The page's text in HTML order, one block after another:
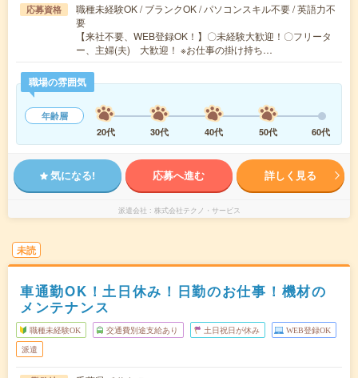
応募資格
職種未経験OK / ブランクOK / パソコンスキル不要 / 英語力不
要
【来社不要、WEB登録OK！】〇未経験大歓迎！〇フリータ
ー、主婦(夫) 大歓迎！ ※お仕事の掛け持ち…
職場の雰囲気
年齢層
20代
30代 40代 50代 60代
気になる! 応募へ進む 詳しく見る
派遣会社 株式会社テクノ・サービス
未読
車通勤OK！土日休み！日勤のお仕事！機材の
メンテナンス
職種未経験OK 交通費別途支給あり 土日祝日が休み WEB登録OK
派遣